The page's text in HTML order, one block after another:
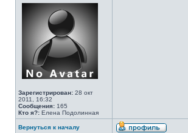
Зарегистрирован: 28 окт
2011, 16:32
Сообщения: 165
Кто я?: Елена Подолинная
Вернуться к началу